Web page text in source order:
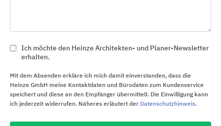
PohlCon
Ich möchte den Heinze Architekten- und Planer-Newsletter
erhalten.
Mit dem Absenden erkläre ich mich damit einverstanden, dass die
Heinze GmbH meine Kontaktdaten und Bürodaten zum Kundenservice
speichert und diese an den Empfänger übermittelt. Die Einwilligung kann
ich jederzeit widerrufen. Näheres erläutert der Datenschutzhinweis.